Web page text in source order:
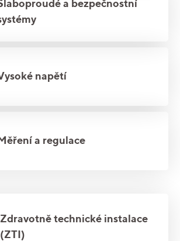
a bezpečnostní
napětí
Měření a regulace
Zdravotně technické instalace
(ZTI)